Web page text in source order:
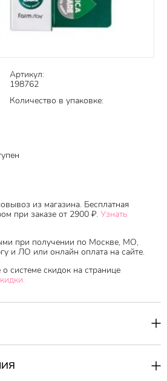
Артикул:
198762
Количество в упаковке:
из магазина. Бесплатная
при заказе от 2900 ₽. Узнать
при получении по Москве, МО,
и ЛО или онлайн оплата на сайте.
системе скидок на странице
с Центеллой азиатской
кожи губ. Этот бальзам содержит
компонентов, таких